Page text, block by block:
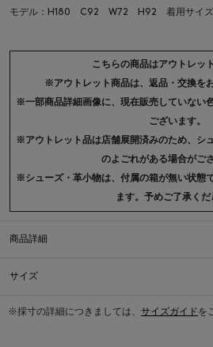
モデル：H180 C92 W72 H92 着用サイ
こちらの商品はアウトレッ
※アウトレット商品は、返品・交換を
※一部商品詳細画像に、現在販売していない
ございます。
※アウトレット品は店舗展開済みのため、シ
のよごれがある場合がご
※シューズ・革小物は、付属の箱が無い状態
ます。予めご了承くだ
商品詳細
サイズ
※採寸の詳細につきましては、 サイズガイドを